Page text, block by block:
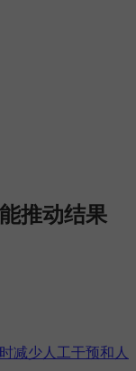
推动结果
减少人工干预和人